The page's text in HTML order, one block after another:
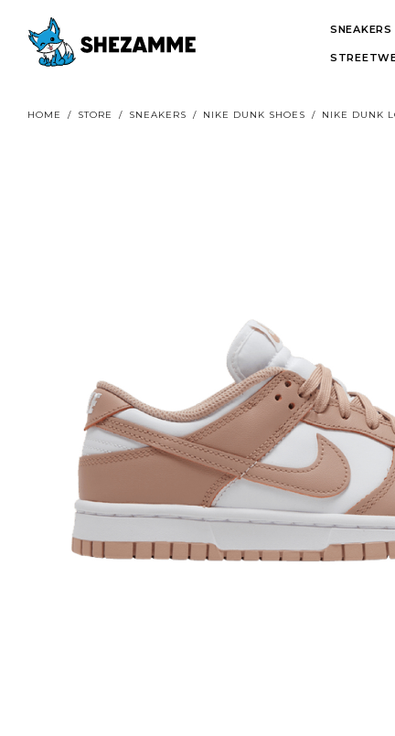
SNEAKERS
HOME / STORE / SNEAKERS / NIKE DUNK SHOES / NIKE DUNK